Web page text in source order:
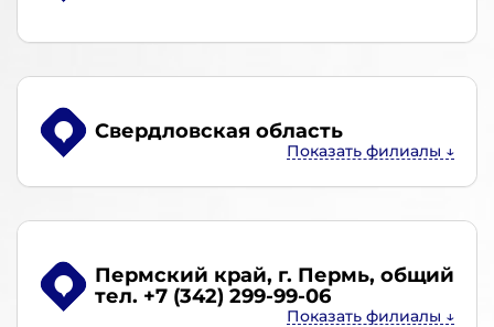
Свердловская область
Пермский край, г. Пермь, общий
тел. +7 (342) 299-99-06